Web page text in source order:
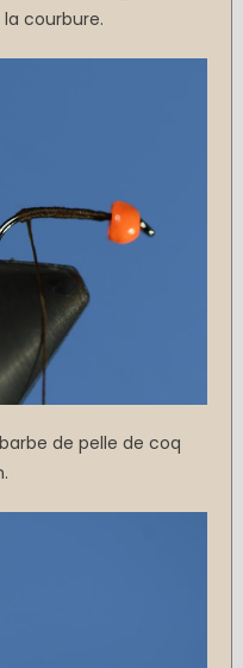
courbure.
de pelle de coq